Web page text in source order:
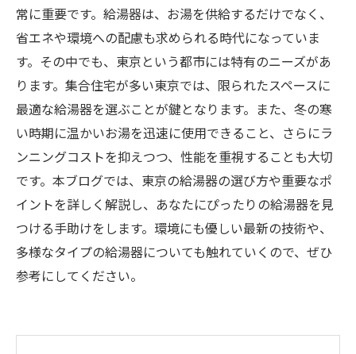
常に重要です。給湯器は、お湯を供給するだけでなく、
省エネや環境への配慮も求められる時代になっていま
す。その中でも、東京という都市には特有のニーズがあ
ります。集合住宅が多い東京では、限られたスペースに
最適な給湯器を選ぶことが鍵となります。また、冬の寒
い時期に温かいお湯を迅速に使用できること、さらにラ
ンニングコストを抑えつつ、性能を重視することも大切
です。本ブログでは、東京の給湯器の選び方や重要なポ
イントを詳しく解説し、あなたにぴったりの給湯器を見
つける手助けをします。環境にも優しい最新の技術や、
多様なタイプの給湯器についても触れていくので、ぜひ
参考にしてください。